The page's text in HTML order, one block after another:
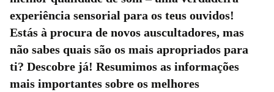
experiência sensorial para os teus ouvidos!
Estás à procura de novos auscultadores, mas
não sabes quais são os mais apropriados para
ti? Descobre já! Resumimos as informações
mais importantes sobre os melhores